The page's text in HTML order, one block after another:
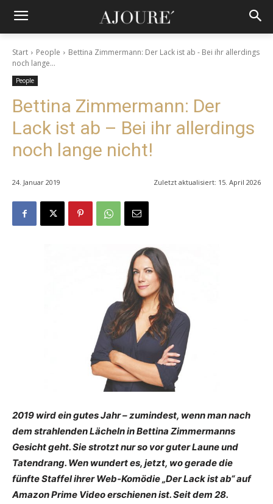
Start People
Bettina Zimmermann: Der Lack ist ab - Bei ihr allerdings
noch lange...
People
Bettina Zimmermann: Der
Lack ist ab – Bei ihr allerdings
noch lange nicht!
24. Januar 2019 Zuletzt aktualisiert: 15. April 2026
2019 wird ein gutes Jahr – zumindest, wenn man nach
dem strahlenden Lächeln in Bettina Zimmermanns
Gesicht geht. Sie strotzt nur so vor guter Laune und
Tatendrang. Wen wundert es, jetzt, wo gerade die
fünfte Staffel ihrer Web-Komödie „Der Lack ist ab“ auf
Amazon Prime Video erschienen ist. Seit dem 28.